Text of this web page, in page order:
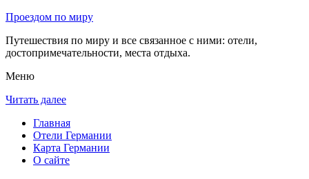
Проездом по миру
Путешествия по миру и все связанное с ними: отели,
достопримечательности, места отдыха.
Меню
Читать далее
Главная
Отели Германии
Карта Германии
О сайте